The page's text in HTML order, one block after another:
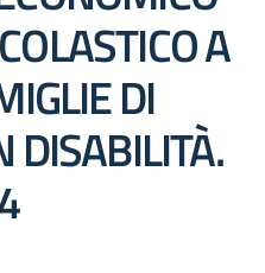
A
DI
DISABILITÀ.